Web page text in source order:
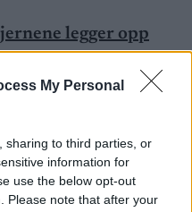
My Personal
sharing to third parties, or
information for
use the below opt-out
Please note that after your
legger opp
OL på ett år
på Lillehammer i
hun gått 16
20.plass som beste